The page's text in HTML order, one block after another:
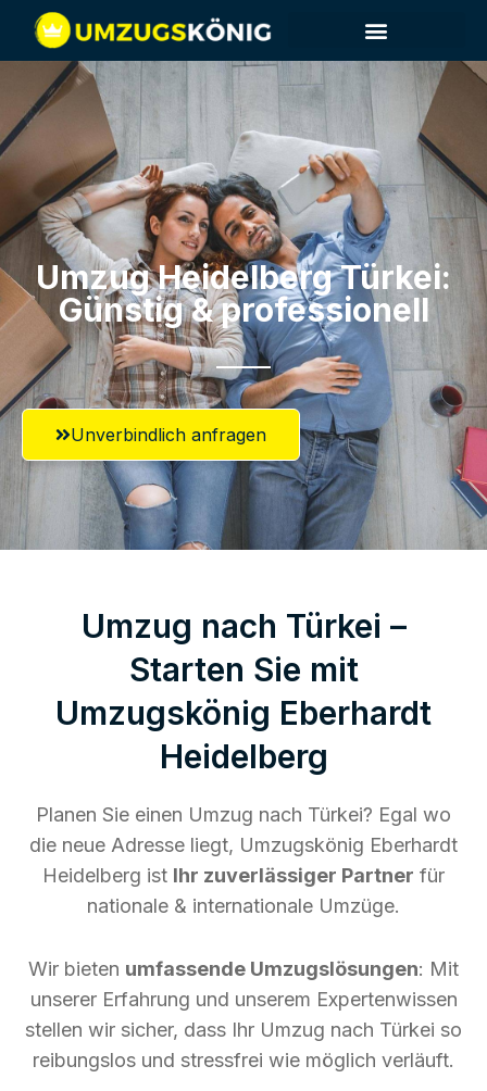
Umzug Heidelberg​ Türkei:
Günstig & professionell​
Unverbindlich anfragen
Umzug nach Türkei –
Starten Sie mit
Umzugskönig Eberhardt
Heidelberg
Planen Sie einen Umzug nach Türkei? Egal wo
die neue Adresse liegt, Umzugskönig Eberhardt
Heidelberg ist Ihr zuverlässiger Partner für
nationale & internationale Umzüge.
Wir bieten umfassende Umzugslösungen: Mit
unserer Erfahrung und unserem Expertenwissen
stellen wir sicher, dass Ihr Umzug nach Türkei so
reibungslos und stressfrei wie möglich verläuft.